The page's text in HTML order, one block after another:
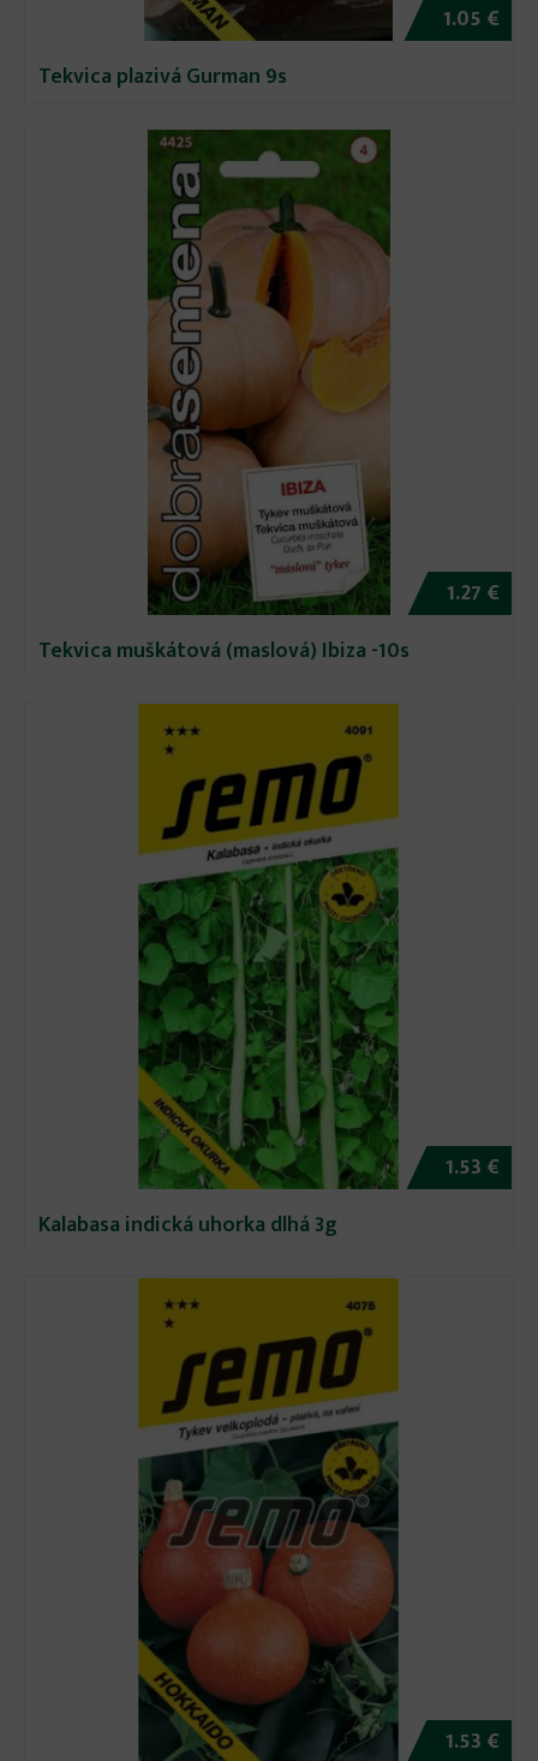
1.05 €
Tekvica plazivá Gurman 9s
1.27 €
Tekvica muškátová (maslová) Ibiza -10s
1.53 €
Kalabasa indická uhorka dlhá 3g
1.53 €